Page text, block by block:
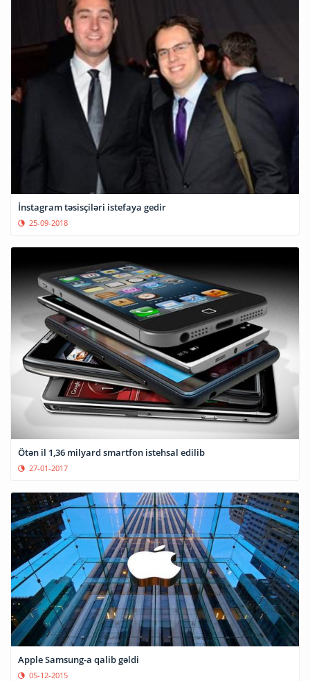
İnstagram təsisçiləri istefaya gedir
25-09-2018
Ötən il 1,36 milyard smartfon istehsal edilib
27-01-2017
Apple Samsung-a qalib gəldi
05-12-2015